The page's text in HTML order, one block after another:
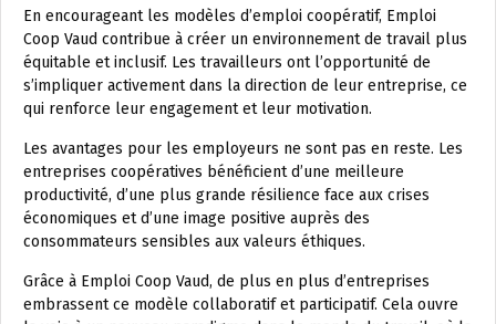
En encourageant les modèles d’emploi coopératif, Emploi
Coop Vaud contribue à créer un environnement de travail plus
équitable et inclusif. Les travailleurs ont l’opportunité de
s’impliquer activement dans la direction de leur entreprise, ce
qui renforce leur engagement et leur motivation.
Les avantages pour les employeurs ne sont pas en reste. Les
entreprises coopératives bénéficient d’une meilleure
productivité, d’une plus grande résilience face aux crises
économiques et d’une image positive auprès des
consommateurs sensibles aux valeurs éthiques.
Grâce à Emploi Coop Vaud, de plus en plus d’entreprises
embrassent ce modèle collaboratif et participatif. Cela ouvre